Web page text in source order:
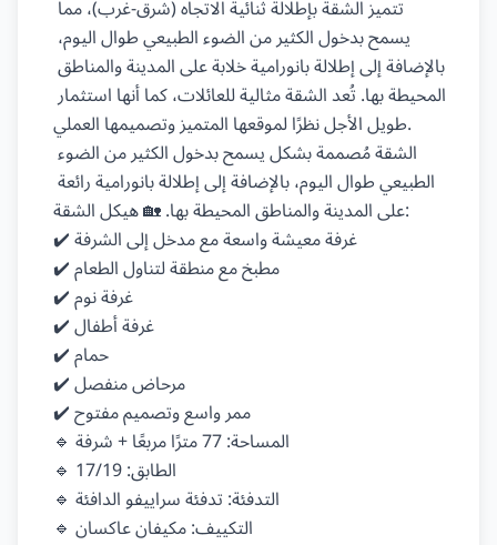
المحيطة بها. تُعد الشقة مثالية للعائلات، كما أنها استثمار
طويل الأجل نظرًا لموقعها المتميز وتصميمها العملي.
على المدينة والمناطق المحيطة بها. 🏡 هيكل الشقة:
✔️ غرفة معيشة واسعة مع مدخل إلى الشرفة
✔️ مطبخ مع منطقة لتناول الطعام
✔️ غرفة نوم
✔️ غرفة أطفال
✔️ حمام
✔️ مرحاض منفصل
✔️ ممر واسع وتصميم مفتوح
🔹 المساحة: 77 مترًا مربعًا + شرفة
🔹 الطابق: 17/19
🔹 التدفئة: تدفئة سراييفو الدافئة
🔹 التكييف: مكيفان عاكسان